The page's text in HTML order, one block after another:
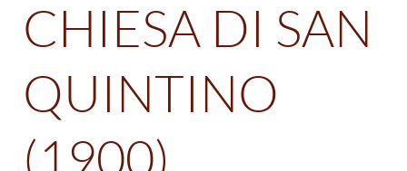
CHIESA DI SAN
QUINTINO